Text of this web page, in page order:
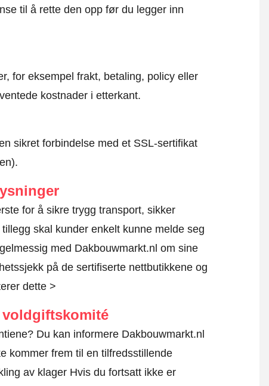
til å rette den opp før du legger inn
for eksempel frakt, betaling, policy eller
kostnader i etterkant.
sikret forbindelse med et SSL-sertifikat
for å sikre trygg transport, sikker
skal kunder enkelt kunne melde seg
med Dakbouwmarkt.nl om sine
på de sertifiserte nettbutikkene og
dette >
Du kan informere Dakbouwmarkt.nl
kommer frem til en tilfredsstillende
av klager Hvis du fortsatt ikke er